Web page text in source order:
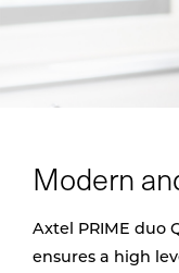
Modern
Axtel PRIME duo
ensures a high